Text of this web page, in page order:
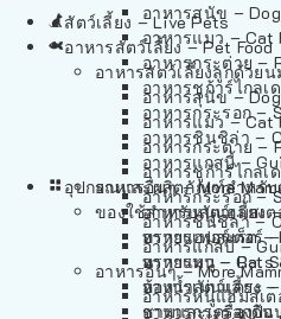
สัตว์เลี้ยง – Live Pets
อาหารสัตว์เลี้ยง – Pet Food
อาหารสัตว์เลี้ยงลูกด้วยน
อาหารสุนัข –
อาหารแมว – Cat
อาหารกระต่าย –
อาหารชูก้าร์ไกลเ
อาหารกระรอก –
อาหารชินชิล่า –
อาหารแกสบี้ –
อาหารอื่นๆ – More
อาหารหนูแฮมสเต
อาหารสุนัข – Dog
อาหารแมว – Cat
อาหารกระต่าย –
อาหารชูก้าร์ไกลเ
อาหารกระรอก –
อาหารชินชิล่า –
อาหารแกสบี้ –
อาหารอื่นๆ – More
อาหารหนูแฮมสเต
อาหารเฟอร์เร็ต –
อาหารหนู – Rats
อาหารเม่นแคระ –
อาหารกระรอกดิน
อุปกรณและผลิตภัณฑ์สำหรับ
ของใช้สำหรับสัตว์เลี้ยง
ทรายแฮมสเตอร์
ทรายแมว – Cat
ห้องน้ำสัตว์เลี้ยง
ชามและเครื่องป้อ